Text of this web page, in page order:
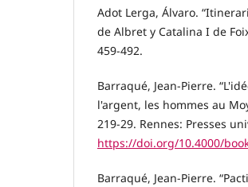
Adot Lerga, Álvaro.
de Albret y Catalina I de
459-492.
Barraqué, Jean-Pierre.
l'argent, les hommes au
219-29. Rennes: Presses
https://doi.org/10.4000/
Barraqué, Jean-Pierre.